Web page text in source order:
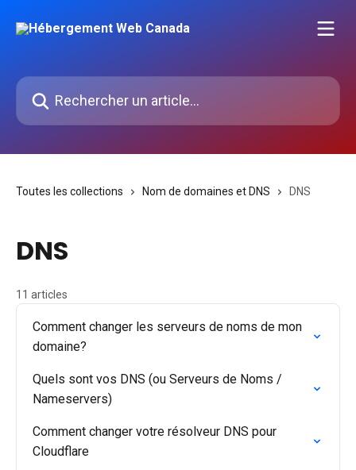
Rechercher un article...
Toutes les collections Nom de domaines et DNS DNS
DNS
11 articles
Comment changer les serveurs de noms de mon
domaine?
Quels sont vos DNS (ou Serveurs de Noms /
Nameservers)
Comment changer votre résolveur DNS pour
Cloudflare